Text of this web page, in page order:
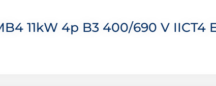
11kW 4p B3 400/690 V IICT4